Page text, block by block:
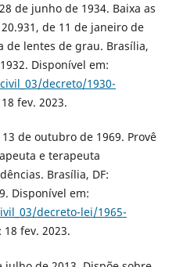
de junho de 1934. Baixa as
de 11 de janeiro de
de lentes de grau. Brasília,
Disponível em:
decreto/1930-
fev. 2023.
13 de outubro de 1969. Provê
e terapeuta
Brasília, DF:
Disponível em:
decreto-lei/1965-
18 fev. 2023.